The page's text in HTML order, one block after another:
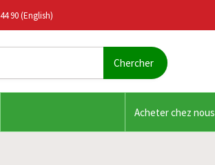
90(English)
Acheter chez nous